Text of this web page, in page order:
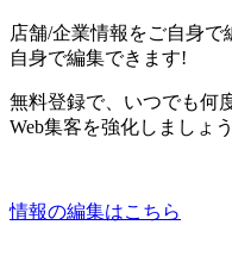
店舗/企業情報をご自身で
自身で編集できます!
無料登録で、いつでも何
Web集客を強化しましょう
情報の編集はこちら